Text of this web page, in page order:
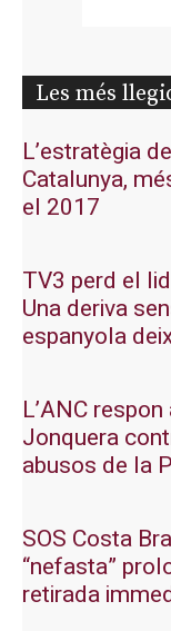
Les més
L’estratègia
Catalunya,
el 2017
TV3 perd el
Una deriva
espanyola
L’ANC
Jonquera
abusos de la
SOS Costa
“nefasta”
retirada